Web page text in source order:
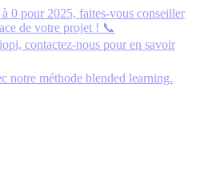
0 pour 2025, faites-vous conseiller
de votre projet ! 📞
contactez-nous pour en savoir
notre méthode blended learning.